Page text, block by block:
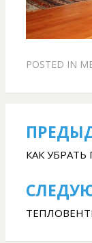
POSTED IN
по
КАК